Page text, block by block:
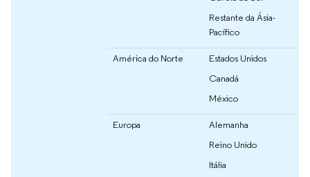
Restante da Ásia-
Pacífico
América do Norte
Estados Unidos
Canadá
México
Europa
Alemanha
Reino Unido
Itália